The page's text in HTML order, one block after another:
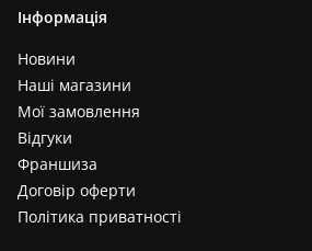
Інформація
Новини
Наші магазини
Мої замовлення
Відгуки
Франшиза
Договір оферти
Політика приватності